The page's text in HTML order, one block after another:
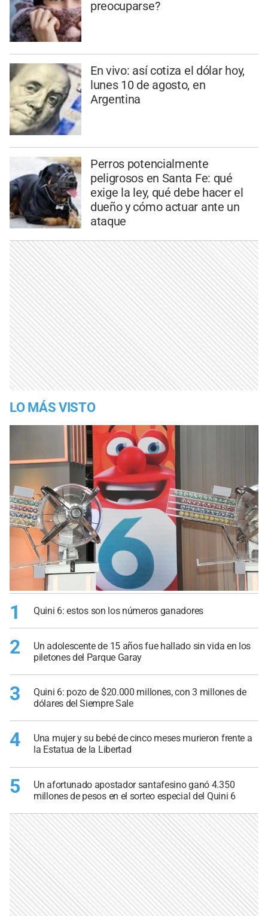
preocuparse?
En vivo: así cotiza el dólar hoy,
lunes 10 de agosto, en
Argentina
Perros potencialmente
peligrosos en Santa Fe: qué
exige la ley, qué debe hacer el
dueño y cómo actuar ante un
ataque
LO MÁS VISTO
1 Quini 6: estos son los números ganadores
2
Un adolescente de 15 años fue hallado sin vida en los
piletones del Parque Garay
3
Quini 6: pozo de $20.000 millones, con 3 millones de
dólares del Siempre Sale
4
Una mujer y su bebé de cinco meses murieron frente a
la Estatua de la Libertad
5
Un afortunado apostador santafesino ganó 4.350
millones de pesos en el sorteo especial del Quini 6